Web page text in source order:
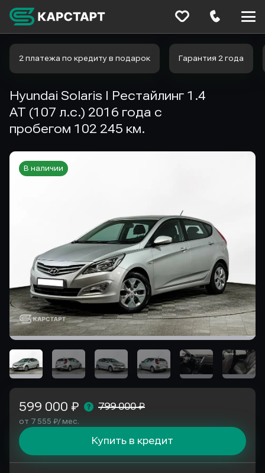
2 платежа по кредиту в подарок Гарантия 2 года
Hyundai Solaris I Рестайлинг 1.4
AT (107 л.с.) 2016 года с
пробегом 102 245 км.
В наличии
599 000 ₽ 799 000 ₽
от 7 555 ₽/ мес.
Купить в кредит